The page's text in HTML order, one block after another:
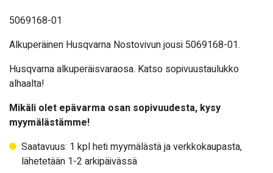
5069168-01
Alkuperäinen Husqvarna Nostovivun jousi 5069168-01.
Husqvarna alkuperäisvaraosa. Katso sopivuustaulukko
alhaalta!
Mikäli olet epävarma osan sopivuudesta, kysy
myymälästämme!
Saatavuus: 1 kpl heti myymälästä ja verkkokaupasta,
lähetetään 1-2 arkipäivässä